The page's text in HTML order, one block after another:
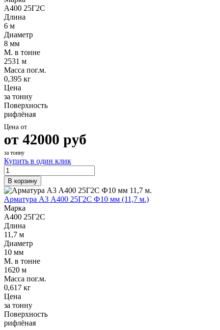
А400 25Г2С
Длина
6 м
Диаметр
8 мм
М. в тонне
2531 м
Масса пог.м.
0,395 кг
Цена
за тонну
Поверхность
рифлёная
Цена от
от 42000 руб
за тонну
Купить в один клик
В корзину
Арматура А3 А400 25Г2С Ф10 мм (11,7 м.)
Марка
А400 25Г2С
Длина
11,7 м
Диаметр
10 мм
М. в тонне
1620 м
Масса пог.м.
0,617 кг
Цена
за тонну
Поверхность
рифлёная